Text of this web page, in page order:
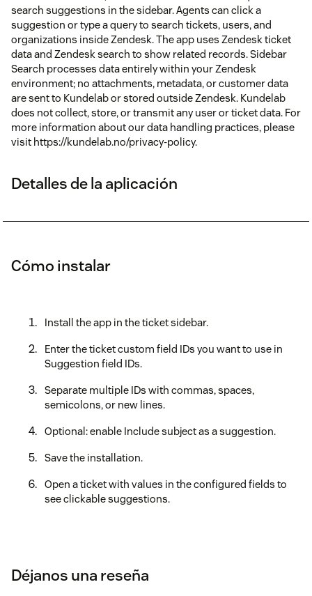
search suggestions in the sidebar. Agents can click a
suggestion or type a query to search tickets, users, and
organizations inside Zendesk. The app uses Zendesk ticket
data and Zendesk search to show related records. Sidebar
Search processes data entirely within your Zendesk
environment; no attachments, metadata, or customer data
are sent to Kundelab or stored outside Zendesk. Kundelab
does not collect, store, or transmit any user or ticket data. For
more information about our data handling practices, please
visit https://kundelab.no/privacy-policy.
Detalles de la aplicación
Cómo instalar
Install the app in the ticket sidebar.
Enter the ticket custom field IDs you want to use in
Suggestion field IDs.
Separate multiple IDs with commas, spaces,
semicolons, or new lines.
Optional: enable Include subject as a suggestion.
Save the installation.
Open a ticket with values in the configured fields to
see clickable suggestions.
Déjanos una reseña